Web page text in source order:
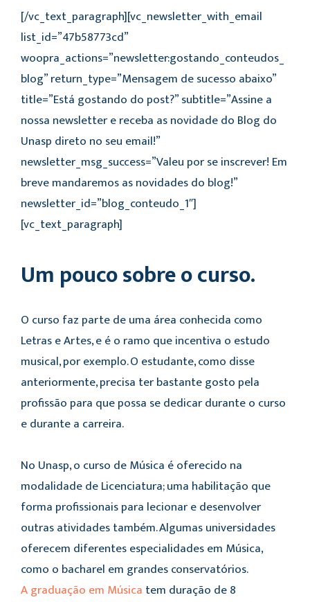
[/vc_text_paragraph][vc_newsletter_with_email
list_id=”47b58773cd”
woopra_actions=”newsletter:gostando_conteudos_
blog” return_type=”Mensagem de sucesso abaixo”
title=”Está gostando do post?” subtitle=”Assine a
nossa newsletter e receba as novidade do Blog do
Unasp direto no seu email!”
newsletter_msg_success=”Valeu por se inscrever! Em
breve mandaremos as novidades do blog!”
newsletter_id=”blog_conteudo_1″]
[vc_text_paragraph]
Um pouco sobre o curso.
O curso faz parte de uma área conhecida como
Letras e Artes, e é o ramo que incentiva o estudo
musical, por exemplo. O estudante, como disse
anteriormente, precisa ter bastante gosto pela
profissão para que possa se dedicar durante o curso
e durante a carreira.
No Unasp, o curso de Música é oferecido na
modalidade de Licenciatura; uma habilitação que
forma profissionais para lecionar e desenvolver
outras atividades também. Algumas universidades
oferecem diferentes especialidades em Música,
como o bacharel em grandes conservatórios.
A graduação em Música tem duração de 8